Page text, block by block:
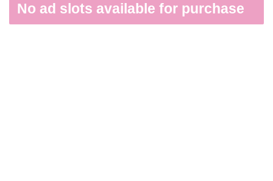
No ad slots available for purchase